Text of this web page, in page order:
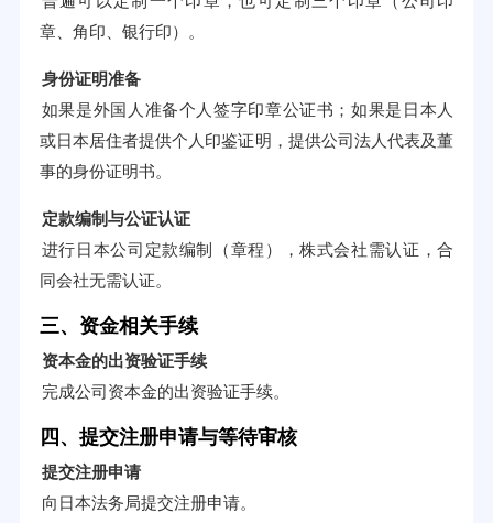
章、角印、银行印）。
身份证明准备
如果是外国人准备个人签字印章公证书；如果是日本人
或日本居住者提供个人印鉴证明，提供公司法人代表及董
事的身份证明书。
定款编制与公证认证
进行日本公司定款编制（章程），株式会社需认证，合
同会社无需认证。
三、资金相关手续
资本金的出资验证手续
完成公司资本金的出资验证手续。
四、提交注册申请与等待审核
提交注册申请
向日本法务局提交注册申请。